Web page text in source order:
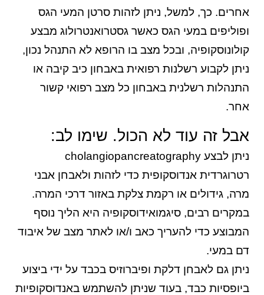
אחרים. כך, למשל, ניתן לזהות סרטן המעי הגס
ופוליפים במעי הגס כאשר גסטרואנטרולוג מבצע
קולונוסקופיה, ובכל מצב בו הרופא לא התנהל נכון,
ניתן לקבוע רשלנות רפואית באבחון כיב קיבה או
התנהלות רשלנית באבחון כל מצב רפואי קשור
אחר.
אבל זה עוד לא הכול. שימו לב:
ניתן לבצע cholangiopancreatography
רטרוגרדית אנדוסקופית כדי לזהות ולאבחן אבני
מרה, גידולים או רקמת צלקת באזור דרכי המרה.
במקרים רבים, סיגמואידוסקופיה היא הליך נוסף
המבוצע כדי להעריך כאב ו/או לאתר מצב של איבוד
דם במעי.
ניתן גם לאבחן דלקת ופיברוזיס בכבד על ידי ביצוע
ביופסיות כבד, בעוד שניתן להשתמש באנדוסקופיות